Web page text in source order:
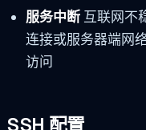
服务中断互联网不
连接或服务器端网
访问
SSH 配置